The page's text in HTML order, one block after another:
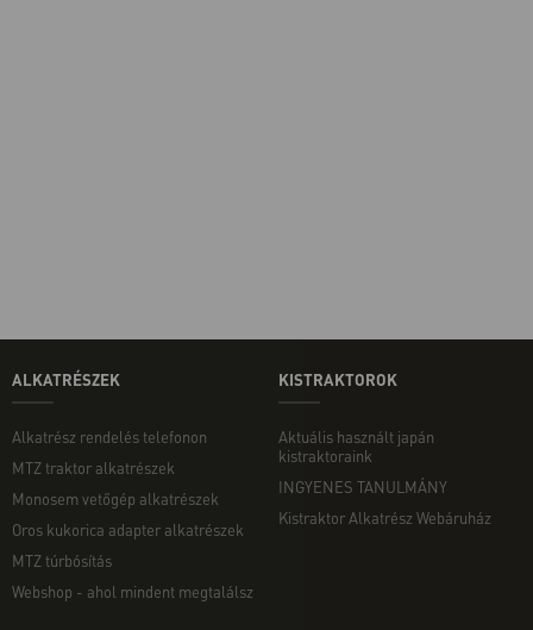
ALKATRÉSZEK
Alkatrész rendelés telefonon
MTZ traktor alkatrészek
Monosem vetőgép alkatrészek
Oros kukorica adapter alkatrészek
MTZ túrbósítás
Webshop - ahol mindent megtalálsz
KISTRAKTOROK
Aktuális használt japán
kistraktoraink
INGYENES TANULMÁNY
Kistraktor Alkatrész Webáruház